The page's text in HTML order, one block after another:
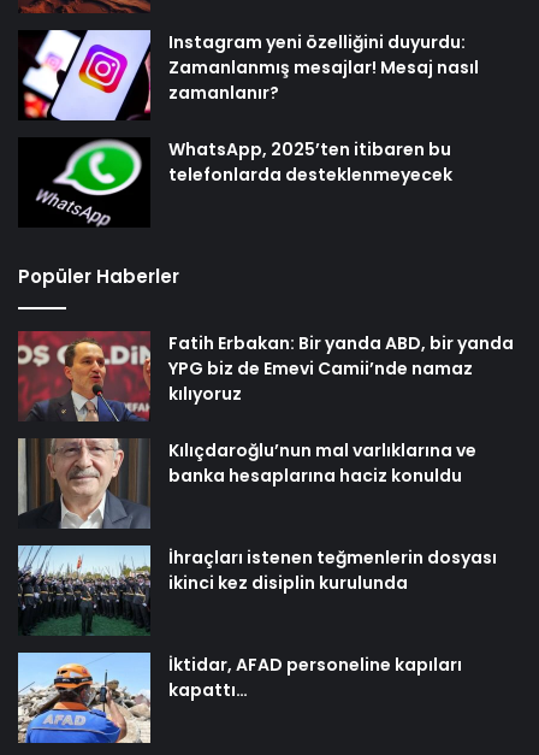
Instagram yeni özelliğini duyurdu:
Zamanlanmış mesajlar! Mesaj nasıl
zamanlanır?
WhatsApp, 2025’ten itibaren bu
telefonlarda desteklenmeyecek
Popüler Haberler
Fatih Erbakan: Bir yanda ABD, bir yanda
YPG biz de Emevi Camii’nde namaz
kılıyoruz
Kılıçdaroğlu’nun mal varlıklarına ve
banka hesaplarına haciz konuldu
İhraçları istenen teğmenlerin dosyası
ikinci kez disiplin kurulunda
İktidar, AFAD personeline kapıları
kapattı…